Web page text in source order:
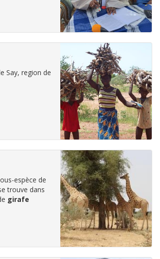
Say, region de
espèce de
trouve dans
girafe